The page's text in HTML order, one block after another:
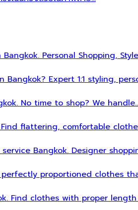
Personal Shopping,
Expert 1:1 styling,
No time to shop? We
flattering, comfortable
Bangkok. Designer
proportioned clothes
Find clothes with proper